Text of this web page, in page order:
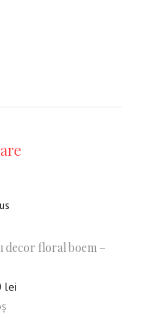
decor floral boem –
lei